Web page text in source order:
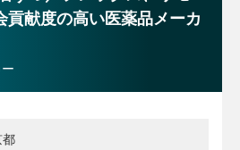
貢献度の高い医薬品メーカ
都